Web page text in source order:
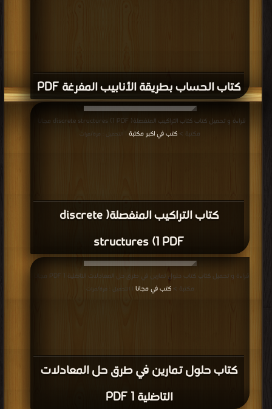
كتاب الحساب بطريقة الأنابيب المفرغة PDF
كتاب التراكيب المنفصلة( discrete
structures (1 PDF
قراءة و تحميل كتاب كتاب التراكيب المنفصلة( discrete structures (1 PDF مجانا |
مكتبة > كتب في اكبر مكتبة | التحميل : مرة/مرات
كتاب حلول تمارين في طرق حل المعادلات
التاضلية 1 PDF
قراءة و تحميل كتاب كتاب حلول تمارين في طرق حل المعادلات التاضلية 1 PDF مجانا |
مكتبة >كتب في مجانا | التحميل : مرة/مرات